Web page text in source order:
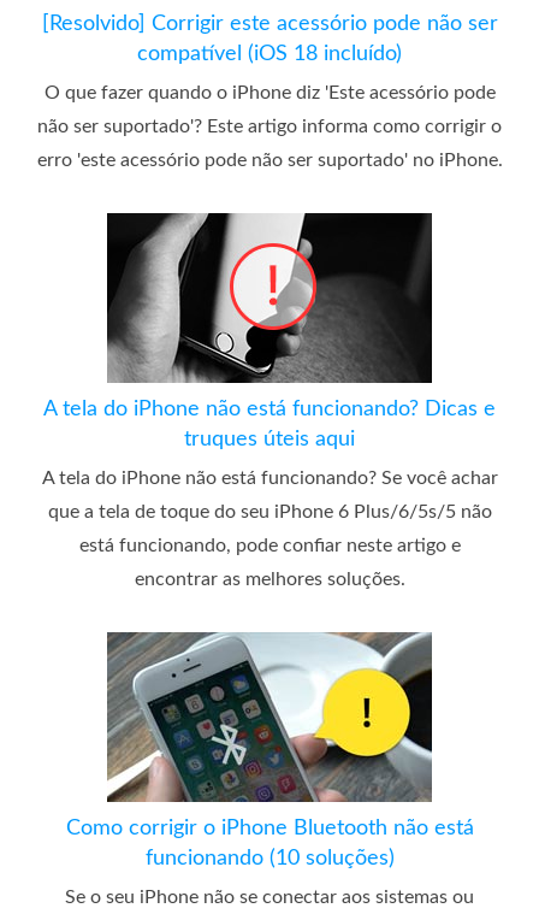
[Resolvido] Corrigir este acessório pode não ser
compatível (iOS 18 incluído)
O que fazer quando o iPhone diz 'Este acessório pode
não ser suportado'? Este artigo informa como corrigir o
erro 'este acessório pode não ser suportado' no iPhone.
A tela do iPhone não está funcionando? Dicas e
truques úteis aqui
A tela do iPhone não está funcionando? Se você achar
que a tela de toque do seu iPhone 6 Plus/6/5s/5 não
está funcionando, pode confiar neste artigo e
encontrar as melhores soluções.
Como corrigir o iPhone Bluetooth não está
funcionando (10 soluções)
Se o seu iPhone não se conectar aos sistemas ou